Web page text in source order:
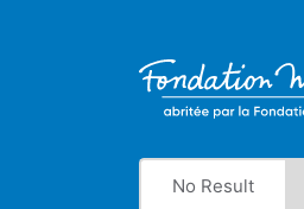
No Result